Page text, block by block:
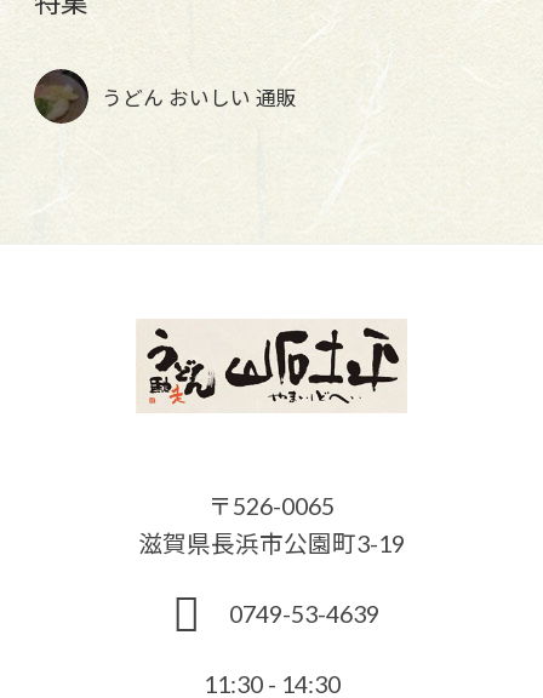
うどん おいしい 通販
〒526-0065
滋賀県長浜市公園町3-19
0749-53-4639
11:30 - 14:30